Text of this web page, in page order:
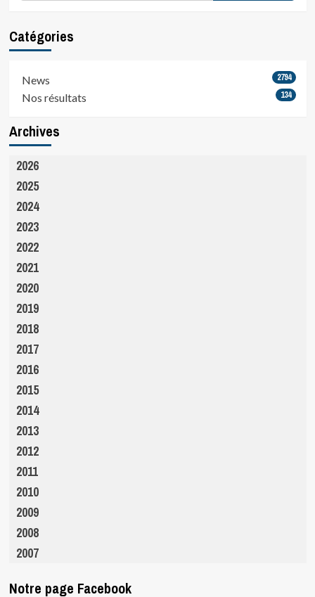
Catégories
News 2794
Nos résultats 134
Archives
2026
2025
2024
2023
2022
2021
2020
2019
2018
2017
2016
2015
2014
2013
2012
2011
2010
2009
2008
2007
Notre page Facebook